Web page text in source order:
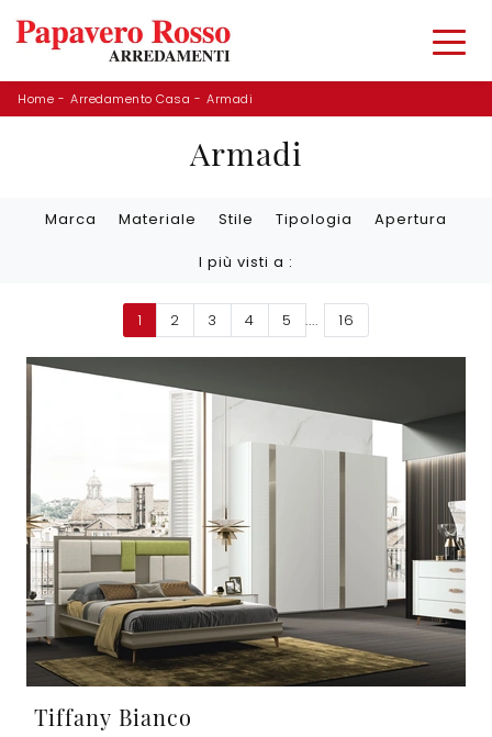
Home - Arredamento Casa - Armadi
Armadi
Marca Materiale Stile Tipologia Apertura
I più visti a :
1 2 3 4 5 .... 16
Tiffany Bianco